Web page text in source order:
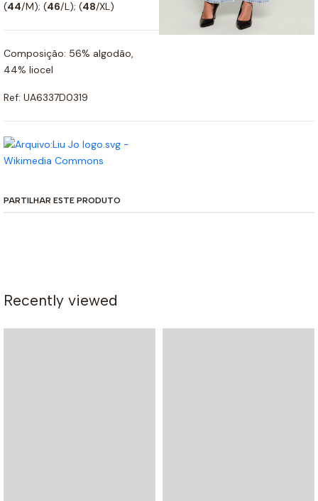
(44/M); (46/L); (48/XL)
Composição: 56% algodão,
44% liocel
Ref: UA6337D0319
PARTILHAR ESTE PRODUTO
Recently viewed